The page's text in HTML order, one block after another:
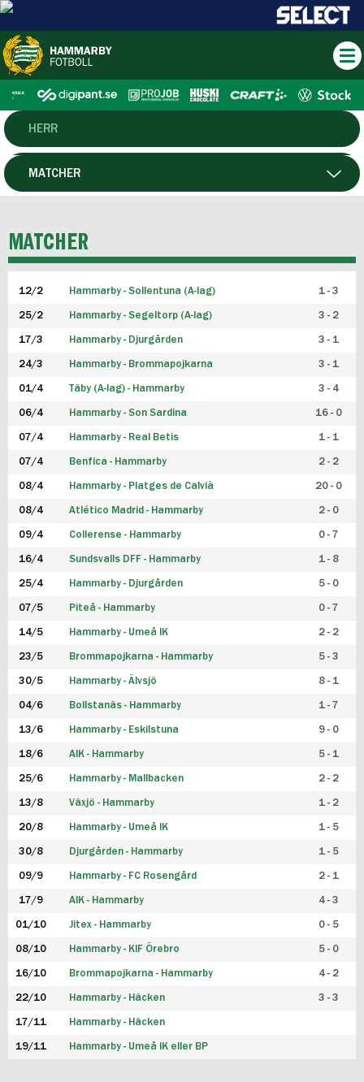
HERR
DAM
P19
F19
FUTSAL HERR
FUTSAL DAM
MATCHER
MATCHER
12/2 Hammarby - Sollentuna (A-lag) 1 - 3
25/2 Hammarby - Segeltorp (A-lag) 3 - 2
17/3 Hammarby - Djurgården 3 - 1
24/3 Hammarby - Brommapojkarna 3 - 1
01/4 Täby (A-lag) - Hammarby 3 - 4
06/4 Hammarby - Son Sardina 16 - 0
07/4 Hammarby - Real Betis 1 - 1
07/4 Benfica - Hammarby 2 - 2
08/4 Hammarby - Platges de Calvià 20 - 0
08/4 Atlético Madrid - Hammarby 2 - 0
09/4 Collerense - Hammarby 0 - 7
16/4 Sundsvalls DFF - Hammarby 1 - 8
25/4 Hammarby - Djurgården 5 - 0
07/5 Piteå - Hammarby 0 - 7
14/5 Hammarby - Umeå IK 2 - 2
23/5 Brommapojkarna - Hammarby 5 - 3
30/5 Hammarby - Älvsjö 8 - 1
04/6 Bollstanäs - Hammarby 1 - 7
13/6 Hammarby - Eskilstuna 9 - 0
18/6 AIK - Hammarby 5 - 1
25/6 Hammarby - Mallbacken 2 - 2
13/8 Växjö - Hammarby 1 - 2
20/8 Hammarby - Umeå IK 1 - 5
30/8 Djurgården - Hammarby 1 - 5
09/9 Hammarby - FC Rosengård 2 - 1
17/9 AIK - Hammarby 4 - 3
01/10 Jitex - Hammarby 0 - 5
08/10 Hammarby - KIF Örebro 5 - 0
16/10 Brommapojkarna - Hammarby 4 - 2
22/10 Hammarby - Häcken 3 - 3
17/11 Hammarby - Häcken
19/11 Hammarby - Umeå IK eller BP